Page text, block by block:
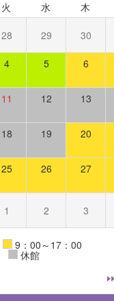
火 水 木
28 29 30
4 5 6
11 12 13
18 19 20
25 26 27
1 2 3
9：00～17：00
休館